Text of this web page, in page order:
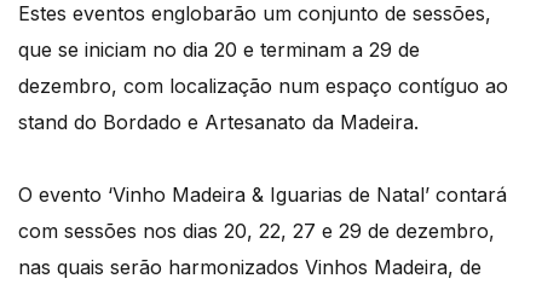
Estes eventos englobarão um conjunto de sessões,
que se iniciam no dia 20 e terminam a 29 de
dezembro, com localização num espaço contíguo ao
stand do Bordado e Artesanato da Madeira.
O evento ‘Vinho Madeira & Iguarias de Natal’ contará
com sessões nos dias 20, 22, 27 e 29 de dezembro,
nas quais serão harmonizados Vinhos Madeira, de